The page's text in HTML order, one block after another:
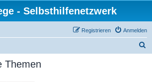
- Selbsthilfenetzwerk
Anmelden
Registrieren
Themen